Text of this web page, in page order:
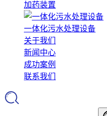
加药装置
一体化污水处理设备
关于我们
新闻中心
成功案例
联系我们